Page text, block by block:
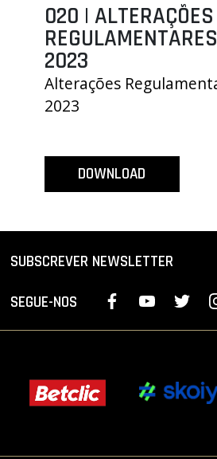
AGENDA
SELEÇÕES
MINIBASQUETE
ÁREA TÉCNICA
LIGA BETCLIC MASCULINA
LIGA BETCLIC FEMININA
020 | ALTERAÇÕES
2023
Alterações
2023
DOWNLOAD
SUBSCREVER NEWSLETTER
SEGUE-NOS